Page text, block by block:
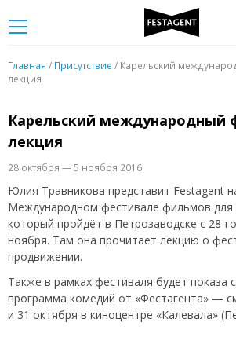
Главная / Присутствие / Карельский
лекция
Карельский международный
лекция
28 октября — 5 ноября 2016
Юлия Травникова представит Festagent
Международном фестивале фильмов
который пройдёт в Петрозаводске с 28-
ноября. Там она прочитает лекцию о
продвижении.
Также в рамках фестиваля будет показа
программа комедий от «Фестагента» —
и 31 октября в киноцентре «Калевала»